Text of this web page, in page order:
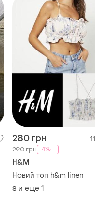
280 грн 11
290 грн -4%
H&M
Новий топ h&m linen
S и еще 1